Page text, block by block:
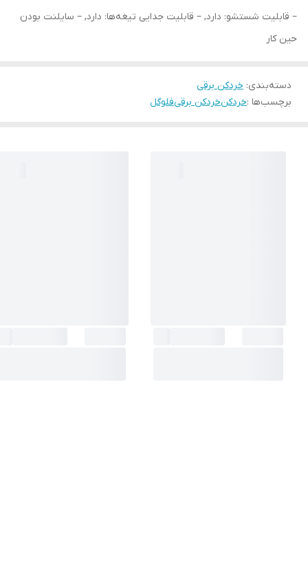
– قابلیت شستشو: دارد, – قابلیت جدایی تیغه‌ها: دارد, – سایلنت بودن
حین کار
دسته‌بندی: خردکن برقی
برچسب‌ها :خردکنخردکن برقیفلوگل